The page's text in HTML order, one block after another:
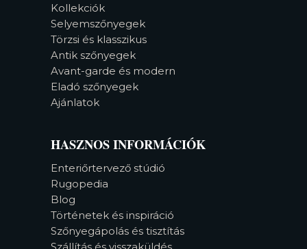
Kollekciók
Selyemszőnyegek
Törzsi és klasszikus
Antik szőnyegek
Avant-garde és modern
Eladó szőnyegek
Ajánlatok
HASZNOS INFORMÁCIÓK
Enteriőrtervező stúdió
Rugopedia
Blog
Történetek és inspiráció
Szőnyegápolás és tisztítás
Szállítás és visszaküldés